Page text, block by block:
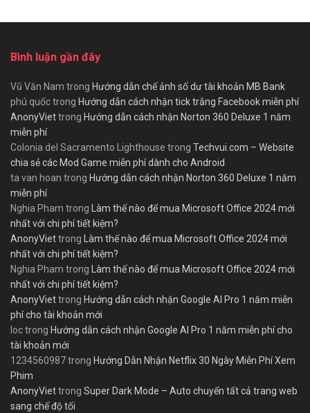
Bình luận gần đây
Vũ Văn Nam trong Hướng dẫn chế ảnh số dư tài khoản MB Bank
phú quốctrong Hướng dẫn cách nhận tick trắng Facebook miễn phí
AnonyViettrong Hướng dẫn cách nhận Norton 360 Deluxe 1 năm
miễn phí
Colonia del Sacramento Lighthouse trong Techvui.com – Website
chia sẻ các Mod Game miễn phí dành cho Android
ta van hoan trong Hướng dẫn cách nhận Norton 360 Deluxe 1 năm
miễn phí
Nghia Pham trong Làm thế nào để mua Microsoft Office 2024 mới
nhất với chi phí tiết kiệm?
AnonyViettrong Làm thế nào để mua Microsoft Office 2024 mới
nhất với chi phí tiết kiệm?
Nghia Pham trong Làm thế nào để mua Microsoft Office 2024 mới
nhất với chi phí tiết kiệm?
AnonyViettrong Hướng dẫn cách nhận Google AI Pro 1 năm miễn
phí cho tài khoản mới
loctrong Hướng dẫn cách nhận Google AI Pro 1 năm miễn phí cho
tài khoản mới
1234560987trong Hướng Dẫn Nhận Netflix 30 Ngày Miễn Phí Xem
Phim
AnonyViettrong Super Dark Mode – Auto chuyển tất cả trang web
sang chế độ tối